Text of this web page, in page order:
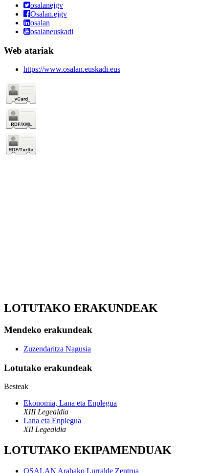
osalanejgv
Osalan.ejgv
osalan
osalaneuskadi
Web atariak
https://www.osalan.euskadi.eus
LOTUTAKO ERAKUNDEAK
Mendeko erakundeak
Zuzendaritza Nagusia
Lotutako erakundeak
Besteak
Ekonomia, Lana eta Enplegua
XIII Legealdia
Lana eta Enplegua
XII Legealdia
LOTUTAKO EKIPAMENDUAK
OSALAN Arabako Lurralde Zentrua